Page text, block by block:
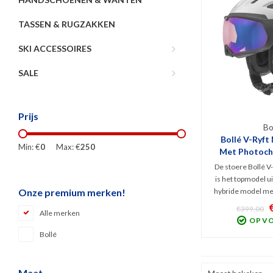
TASSEN & RUGZAKKEN
SKI ACCESSOIRES
SALE
Prijs
Min: €0 Max: €250
Onze premium merken!
Alle merken
Bollé
Bollé V-Ryft
Met
De stoere Bollé
is het topmodel
hybride model
ventilatie, MIPS
zicht door het
(Cat. 1-3).
€399,00
OP